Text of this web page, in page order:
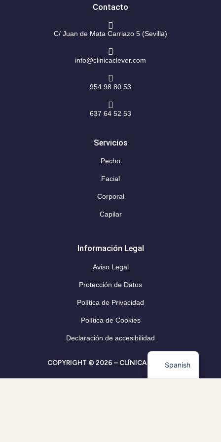
r
o
f
Contacto
C/ Juan de Mata Carriazo 5 (Sevilla)
info@clinicaclever.com
954 98 80 53
637 64 52 53
Servicios
Pecho
Facial
Corporal
Capilar
Información Legal
Aviso Legal
Protección de Datos
Política de Privacidad
Política de Cookies
Declaración de accesibilidad
COPYRIGHT © 2026 – CLÍNICA CLEVERSpanish